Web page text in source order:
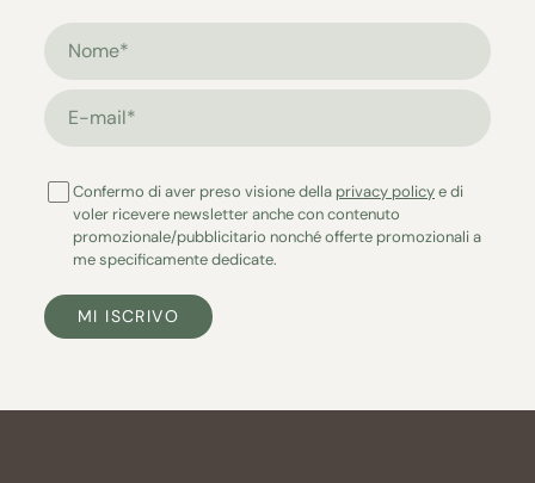
Confermo di aver preso visione della privacy policye di
voler ricevere newsletter anche con contenuto
promozionale/pubblicitario nonché offerte promozionali a
me specificamente dedicate.
MI ISCRIVO